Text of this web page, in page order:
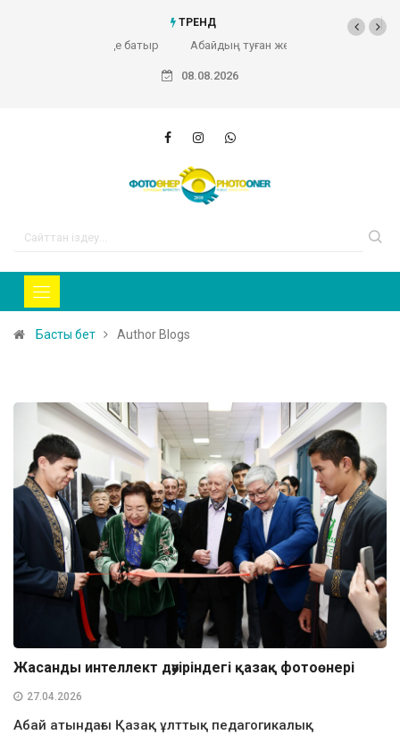
ТРЕНД
Абайдың туған жері (Фоторепортаж)
08.08.2026
Басты бет Author Blogs
Жасанды интеллект дәуіріндегі қазақ фотоөнері
27.04.2026
Абай атындағы Қазақ ұлттық педагогикалық